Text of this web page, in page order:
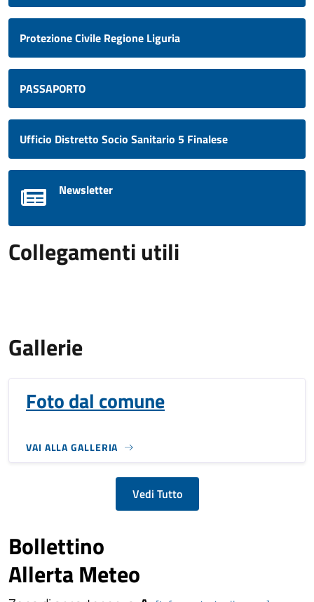
Protezione Civile Regione Liguria
PASSAPORTO
Ufficio Distretto Socio Sanitario 5 Finalese
Newsletter
Collegamenti utili
Gallerie
Foto dal comune
VAI ALLA GALLERIA
Vedi Tutto
Bollettino
Allerta Meteo